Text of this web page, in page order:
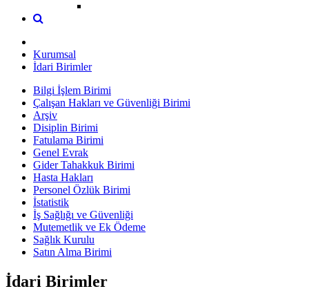
Kurumsal
İdari Birimler
Bilgi İşlem Birimi
Çalışan Hakları ve Güvenliği Birimi
Arşiv
Disiplin Birimi
Fatulama Birimi
Genel Evrak
Gider Tahakkuk Birimi
Hasta Hakları
Personel Özlük Birimi
İstatistik
İş Sağlığı ve Güvenliği
Mutemetlik ve Ek Ödeme
Sağlık Kurulu
Satın Alma Birimi
İdari Birimler